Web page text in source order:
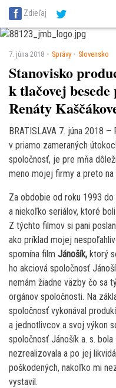
SITA Energetika
SITA Potravinárstvo
Zdieľaj
7. júna 2018 Správy Slovensko
Stanovisko
k tlačovej
Renáty
BRATISLAVA 7. júna 2018
v priamo zameraných
spoločnosť, je pre mňa
meno mojej firmy a preto
Za obdobie od roku 1993
a niekoľko seriálov, ktoré
Z týchto filmov si pani
ako príklad mojej
spomína film Jánošík, ktorý
ho akciová spoločnosť
nemám žiadne väzby čo sa
orgánov spoločnosti. Na
spoločnosť vykonával
a jednotlivcov a svoj výkon
spoločnosť Jánošík a. s.
nezrealizovala a po jej
poškodených, nakoľko mi
vystavil.